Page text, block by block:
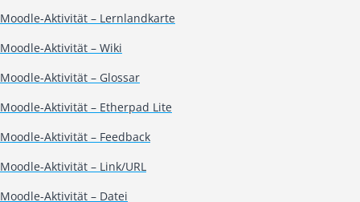
Moodle-Aktivität – Lernlandkarte
Moodle-Aktivität – Wiki
Moodle-Aktivität – Glossar
Moodle-Aktivität – Etherpad Lite
Moodle-Aktivität – Feedback
Moodle-Aktivität – Link/URL
Moodle-Aktivität – Datei